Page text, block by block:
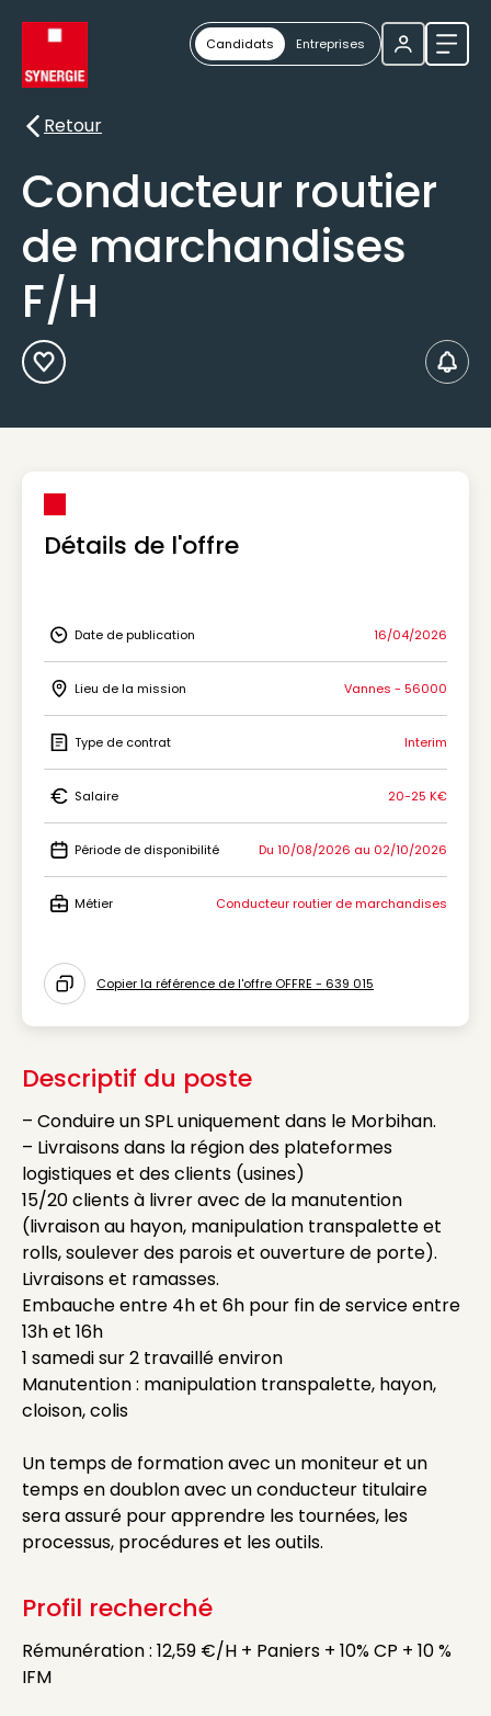
Candidats Entreprises
Retour
Retour
Conducteur routier
de marchandises
F/H
Ajouter aux Favoris
Détails de l'offre
Icon Date de publication
Date de publication 16/04/2026
Icon Lieu de la mission
Lieu de la mission Vannes - 56000
Icon Type de contrat
Type de contrat Interim
Icon Salaire
Salaire 20-25 K€
Icon Période de disponibilité
Période de disponibilité Du 10/08/2026 au 02/10/2026
Métier Conducteur routier de marchandises
Icon copy to clipboard
Copier la référence de l'offre OFFRE - 639 015
Descriptif du poste
– Conduire un SPL uniquement dans le Morbihan.
– Livraisons dans la région des plateformes
logistiques et des clients (usines)
15/20 clients à livrer avec de la manutention
(livraison au hayon, manipulation transpalette et
rolls, soulever des parois et ouverture de porte).
Livraisons et ramasses.
Embauche entre 4h et 6h pour fin de service entre
13h et 16h
1 samedi sur 2 travaillé environ
Manutention : manipulation transpalette, hayon,
cloison, colis
Un temps de formation avec un moniteur et un
temps en doublon avec un conducteur titulaire
sera assuré pour apprendre les tournées, les
processus, procédures et les outils.
Profil recherché
Rémunération : 12,59 €/H + Paniers + 10% CP + 10 %
IFM